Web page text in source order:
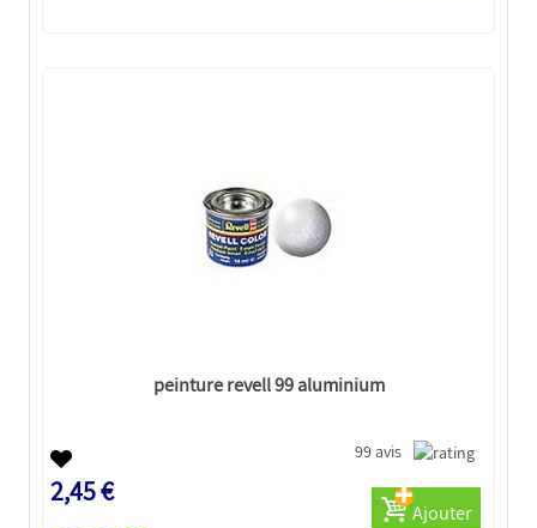
peinture revell 99 aluminium
99 avis
2,45 €
Ajouter